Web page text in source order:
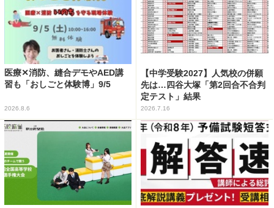
医療✕消防、縫合デモやAED講
習も「おしごと体験博」9/5
2026.8.6
【中学受験2027】人気校の併願
先は…四谷大塚「第2回合不合判
定テスト」結果
2026.7.16